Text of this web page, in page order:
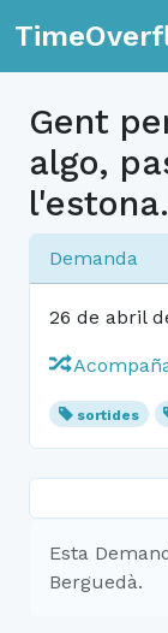
Gent
algo,
Demanda
26 de abril
sortides
Esta
Berguedà.